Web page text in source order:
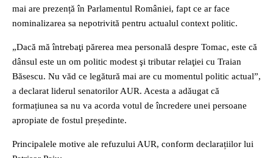
mai are prezență în Parlamentul României, fapt ce ar face
nominalizarea sa nepotrivită pentru actualul context politic.
„Dacă mă întrebaţi părerea mea personală despre Tomac, este că
dânsul este un om politic modest şi tributar relaţiei cu Traian
Băsescu. Nu văd ce legătură mai are cu momentul politic actual”,
a declarat liderul senatorilor AUR. Acesta a adăugat că
formațiunea sa nu va acorda votul de încredere unei persoane
apropiate de fostul președinte.
Principalele motive ale refuzului AUR, conform declarațiilor lui